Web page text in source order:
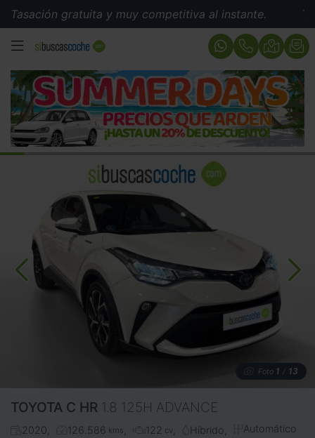
gratuita y muy competitiva al instante.
MENÚ
Foto 1 / 13
TOYOTA C HR 1.8 125H ADVANCE
2020 126.586 kms 122 cv Híbrido Automático